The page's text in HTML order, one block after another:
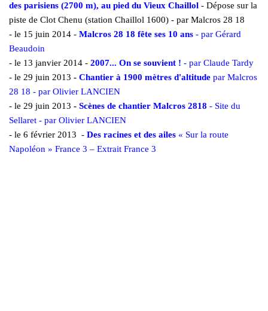
des parisiens (2700 m), au pied du Vieux Chaillol - Dépose sur la
piste de Clot Chenu (station Chaillol 1600) - par Malcros 28 18
- le 15 juin 2014 - Malcros 28 18 fête ses 10 ans - par Gérard
Beaudoin
- le 13 janvier 2014 - 2007... On se souvient ! - par Claude Tardy
- le 29 juin 2013 - Chantier à 1900 mètres d'altitude par Malcros
28 18 - par Olivier LANCIEN
- le 29 juin 2013 - Scènes de chantier Malcros 2818 - Site du
Sellaret - par Olivier LANCIEN
- le 6 février 2013 - Des racines et des ailes « Sur la route
Napoléon » France 3 – Extrait France 3